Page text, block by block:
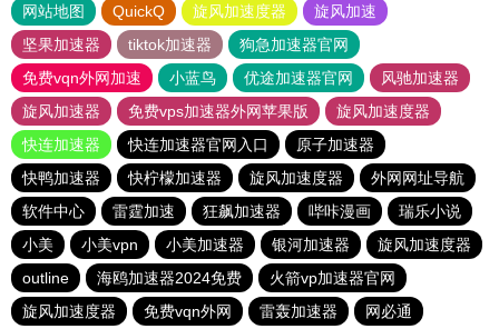
网站地图 QuickQ 旋风加速度器
旋风加速
坚果加速器
tiktok加速器
狗急加速器官网
免费vqn外网加速
小蓝鸟 优途加速器官网
风驰加速器
旋风加速器
免费vps加速器外网苹果版
旋风加速度器
快连加速器
快连加速器官网入口
原子加速器
快鸭加速器
快柠檬加速器 旋风加速度器
外网网址导航
软件中心
雷霆加速 狂飙加速器 哔咔漫画
瑞乐小说
小美
小美vpn 小美加速器 银河加速器
旋风加速度器
outline
海鸥加速器2024免费
火箭vp加速器官网
旋风加速度器
免费vqn外网 雷轰加速器 网必通